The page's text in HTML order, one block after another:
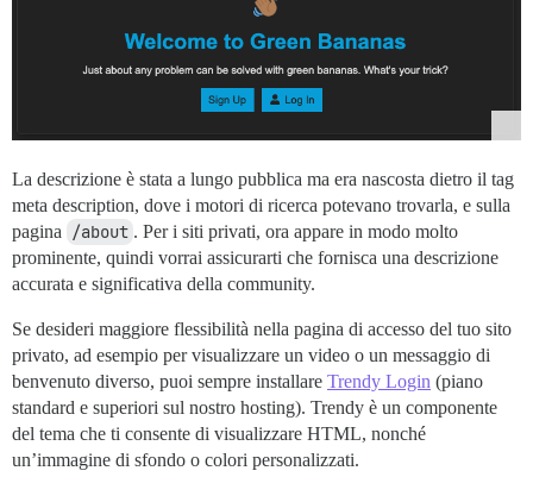
La descrizione è stata a lungo pubblica ma era nascosta dietro il tag
meta description, dove i motori di ricerca potevano trovarla, e sulla
pagina
/about . Per i siti privati, ora appare in modo molto
prominente, quindi vorrai assicurarti che fornisca una descrizione
accurata e significativa della community.
Se desideri maggiore flessibilità nella pagina di accesso del tuo sito
privato, ad esempio per visualizzare un video o un messaggio di
benvenuto diverso, puoi sempre installare Trendy Login (piano
standard e superiori sul nostro hosting). Trendy è un componente
del tema che ti consente di visualizzare HTML, nonché
un’immagine di sfondo o colori personalizzati.